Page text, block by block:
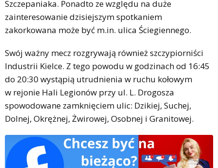
Szczepaniaka. Ponadto ze względu na duże
zainteresowanie dzisiejszym spotkaniem
zakorkowana może być m.in. ulica Ściegiennego.
Swój ważny mecz rozgrywają również szczypiorniści
Industrii Kielce. Z tego powodu w godzinach od 16:45
do 20:30 wystąpią utrudnienia w ruchu kołowym
w rejonie Hali Legionów przy ul. L. Drogosza
spowodowane zamknięciem ulic: Dzikiej, Suchej,
Dolnej, Okrężnej, Żwirowej, Osobnej i Granitowej.